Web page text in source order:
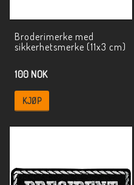
Broderimerke med
sikkerhetsmerke (11x3 cm)
100 NOK
KJØP